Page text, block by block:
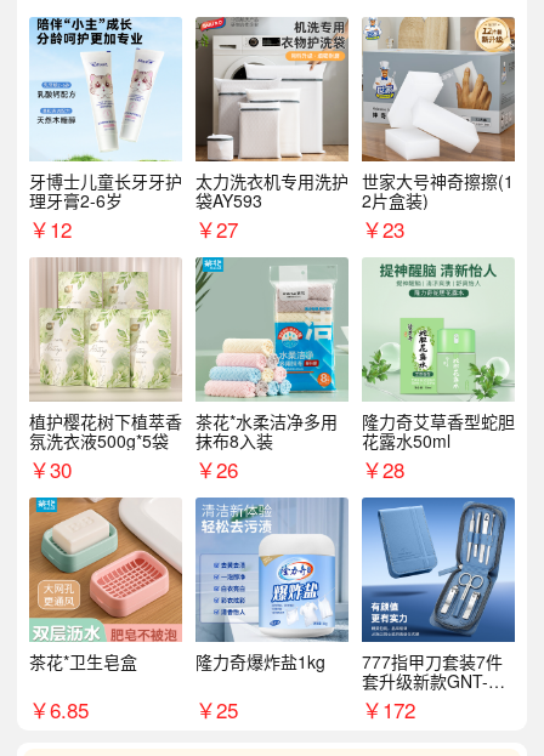
牙博士儿童长牙牙护
理牙膏2-6岁
￥12
太力洗衣机专用洗护
袋AY593
￥27
世家大号神奇擦擦(1
2片盒装)
￥23
植护樱花树下植萃香
氛洗衣液500g*5袋
￥30
茶花*水柔洁净多用
抹布8入装
￥26
隆力奇艾草香型蛇胆
花露水50ml
￥28
茶花*卫生皂盒
￥6.85
隆力奇爆炸盐1kg
￥25
777指甲刀套装7件
套升级新款GNT-PM
072
￥172